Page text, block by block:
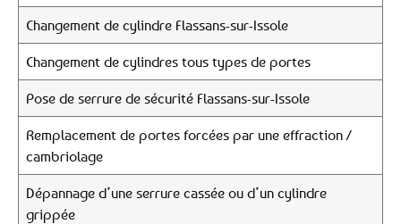
Changement de cylindre Flassans-sur-Issole
Changement de cylindres tous types de portes
Pose de serrure de sécurité Flassans-sur-Issole
Remplacement de portes forcées par une effraction /
cambriolage
Dépannage d’une serrure cassée ou d’un cylindre
grippée